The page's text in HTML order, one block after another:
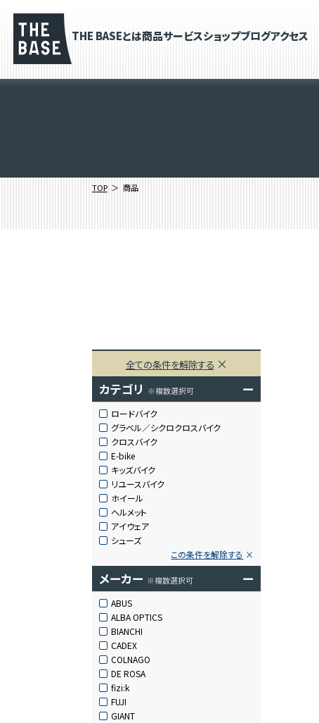
THE BASEとは商品サービスショップブログアクセス
TOP 商品
全ての条件を解除する
カテゴリ ※複数選択可 ー
ロードバイク
グラベル／シクロクロスバイク
クロスバイク
E-bike
キッズバイク
リユースバイク
ホイール
ヘルメット
アイウェア
シューズ
この条件を解除する
メーカー ※複数選択可 ー
ABUS
ALBA OPTICS
BIANCHI
CADEX
COLNAGO
DE ROSA
fizi:k
FUJI
GIANT